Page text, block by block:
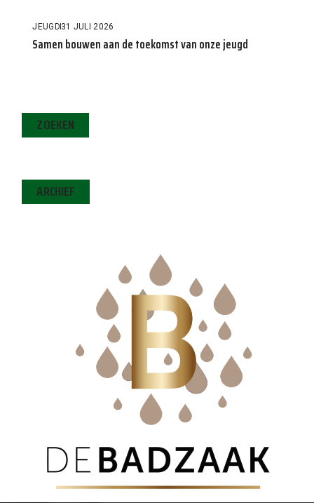
JEUGD31 JULI 2026
Samen bouwen aan de toekomst van onze jeugd
ZOEKEN
ARCHIEF